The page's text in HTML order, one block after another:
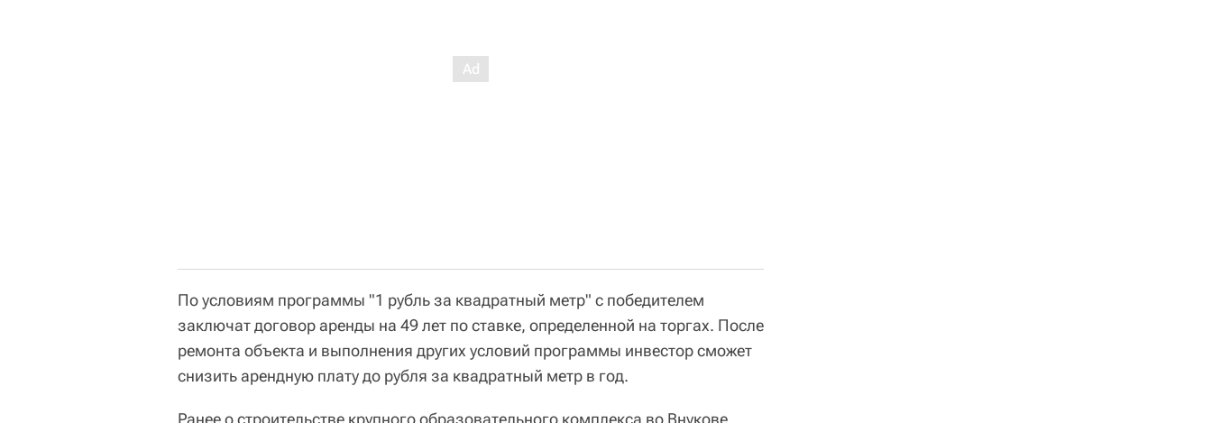
По условиям программы "1 рубль за квадратный метр" с победителем
заключат договор аренды на 49 лет по ставке, определенной на торгах. После
ремонта объекта и выполнения других условий программы инвестор сможет
снизить арендную плату до рубля за квадратный метр в год.
Ранее о строительстве крупного образовательного комплекса во Внукове,